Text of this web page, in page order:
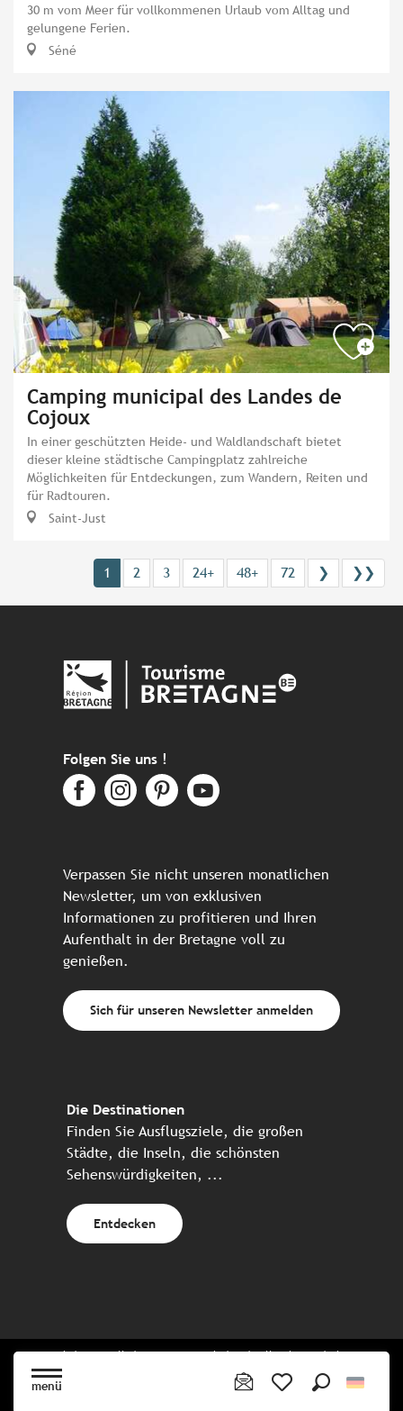
menü
30 m vom Meer für vollkommenen Urlaub vom Alltag und
gelungene Ferien.
Séné
Camping municipal des Landes de
Cojoux
In einer geschützten Heide- und Waldlandschaft bietet
dieser kleine städtische Campingplatz zahlreiche
Möglichkeiten für Entdeckungen, zum Wandern, Reiten und
für Radtouren.
Saint-Just
1 2 3 24+ 48+ 72 ❯ ❯❯
Folgen Sie uns !
Verpassen Sie nicht unseren monatlichen
Newsletter, um von exklusiven
Informationen zu profitieren und Ihren
Aufenthalt in der Bretagne voll zu
genießen.
Sich für unseren Newsletter anmelden
Die Destinationen
Finden Sie Ausflugsziele, die großen
Städte, die Inseln, die schönsten
Sehenswürdigkeiten, ...
Entdecken
Website erstellt in Zusammenarbeit mit allen bretonischen
Tourismuspartnern